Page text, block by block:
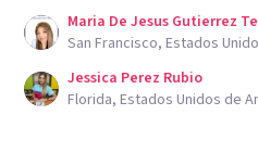
Maria De Jesus Gutierrez
San Francisco, Estados
Jessica Perez Rubio
Florida, Estados Unidos de